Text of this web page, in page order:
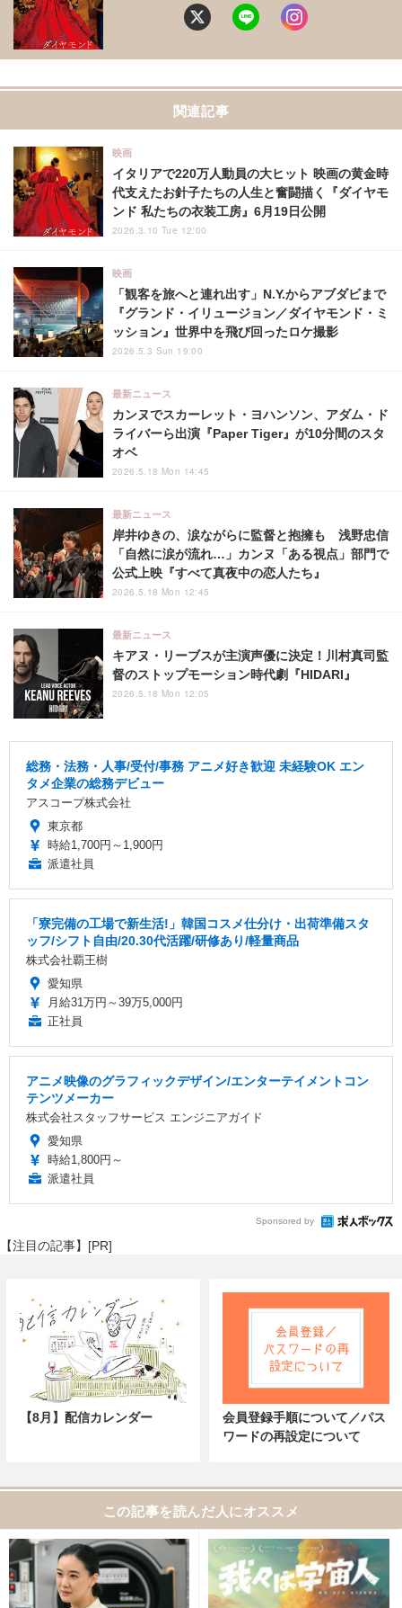
関連記事
イタリアで220万人動員の大ヒット 映画の黄金時
代支えたお針子たちの人生と奮闘描く『ダイヤモ
ンド 私たちの衣装工房』6月19日公開
映画
2026.3.10 Tue 12:00
「観客を旅へと連れ出す」N.Y.からアブダビまで
『グランド・イリュージョン／ダイヤモンド・ミ
ッション』世界中を飛び回ったロケ撮影
映画
2026.5.3 Sun 19:00
カンヌでスカーレット・ヨハンソン、アダム・ド
ライバーら出演『Paper Tiger』が10分間のスタ
オベ
最新ニュース
2026.5.18 Mon 14:45
岸井ゆきの、涙ながらに監督と抱擁も 浅野忠信
「自然に涙が流れ…」カンヌ「ある視点」部門で
公式上映『すべて真夜中の恋人たち』
最新ニュース
2026.5.18 Mon 12:45
キアヌ・リーブスが主演声優に決定！川村真司監
督のストップモーション時代劇『HIDARI』
最新ニュース
2026.5.18 Mon 12:05
総務・法務・人事/受付/事務 アニメ好き歓迎 未経験OK エン
タメ企業の総務デビュー
アスコープ株式会社
東京都
時給1,700円～1,900円
派遣社員
「寮完備の工場で新生活!」韓国コスメ仕分け・出荷準備スタ
ッフ/シフト自由/20.30代活躍/研修あり/軽量商品
株式会社覇王樹
愛知県
月給31万円～39万5,000円
正社員
アニメ映像のグラフィックデザイン/エンターテイメントコン
テンツメーカー
株式会社スタッフサービス エンジニアガイド
愛知県
時給1,800円～
派遣社員
Sponsored by
【注目の記事】[PR]
【8月】配信カレンダー
会員登録手順について／パス
ワードの再設定について
この記事を読んだ人にオススメ